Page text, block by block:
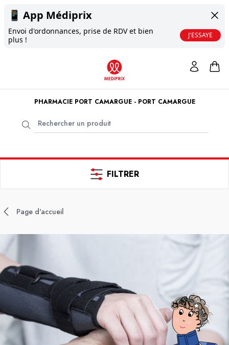
📱 App Médiprix
Envoi d'ordonnances, prise de RDV et bien
plus !
J'ESSAYE
PHARMACIE PORT CAMARGUE - PORT CAMARGUE
FILTRER
Page d'accueil